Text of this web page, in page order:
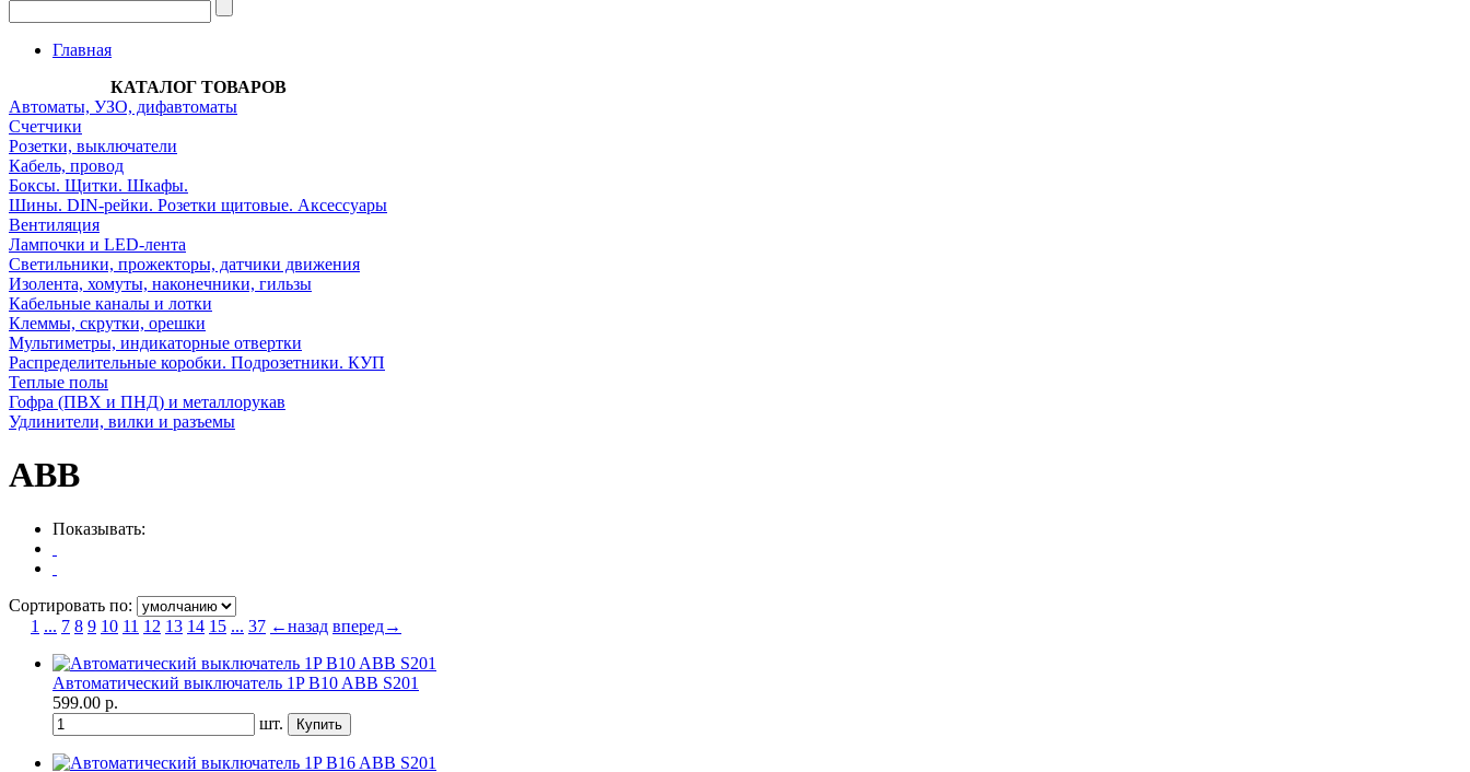
Главная
КАТАЛОГ ТОВАРОВ
Автоматы, УЗО, дифавтоматы
Счетчики
Розетки, выключатели
Кабель, провод
Боксы. Щитки. Шкафы.
Шины. DIN-рейки. Розетки щитовые. Аксессуары
Вентиляция
Лампочки и LED-лента
Светильники, прожекторы, датчики движения
Изолента, хомуты, наконечники, гильзы
Кабельные каналы и лотки
Клеммы, скрутки, орешки
Мультиметры, индикаторные отвертки
Распределительные коробки. Подрозетники. КУП
Теплые полы
Гофра (ПВХ и ПНД) и металлорукав
Удлинители, вилки и разъемы
ABB
Показывать:
Сортировать по:
1 ... 7 8 9 10 11 12 13 14 15 ... 37 ←назад вперед→
Автоматический выключатель 1P B10 ABB S201
599.00 р.
шт.